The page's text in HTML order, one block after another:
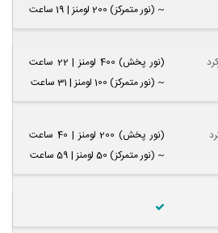
~ (نور متمرکز) 200 لومنز | 19 ساعت
(نور پخش) 400 لومنز | 22 ساعت
~ (نور متمرکز) 100 لومنز | 31 ساعت
(نور پخش) 200 لومنز | 40 ساعت
~ (نور متمرکز) 50 لومنز | 59 ساعت